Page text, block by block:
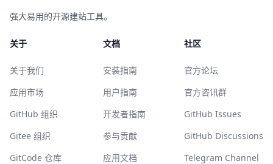
强大易用的开源建站工具。
关于
关于我们
应用市场
GitHub 组织
Gitee 组织
GitCode 仓库
文档
安装指南
用户指南
开发者指南
参与贡献
应用文档
社区
官方论坛
官方咨讯群
GitHub Issues
GitHub Discussions
Telegram Channel